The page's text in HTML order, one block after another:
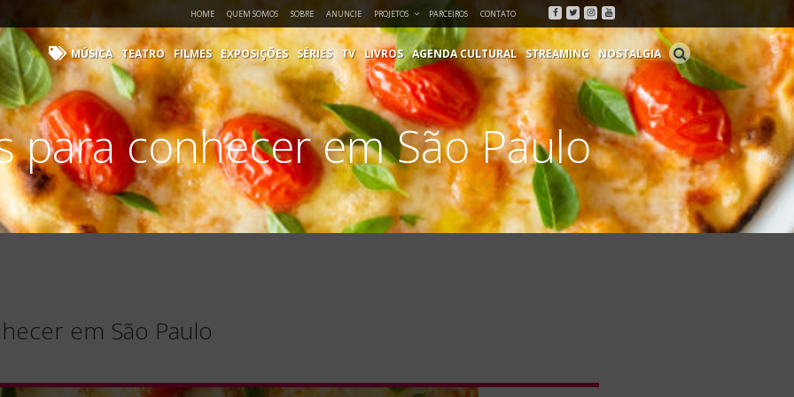
HOME QUEM SOMOS SOBRE ANUNCIE PROJETOS PARCEIROS CONTATO Facebook
Twitter
Instagram
Youtube
MÚSICA TEATRO FILMES EXPOSIÇÕES SÉRIES TV LIVROS AGENDA CULTURAL STREAMING NOSTALGIA
para conhecer em São Paulo
em São Paulo